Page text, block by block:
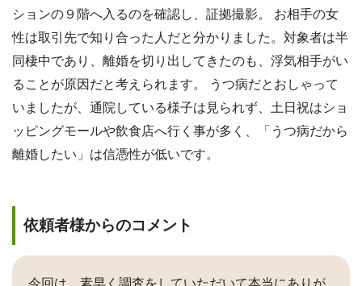
ションの９階へ入るのを確認し、証拠撮影。 お相手の女
性は取引先で知り合った人だと分かりました。対象者は半
同棲中であり、離婚を切り出してきたのも、浮気相手がい
ることが原因だと考えられます。 うつ病だとおしゃって
いましたが、通院している様子は見られず、土日祝はショ
ッピングモールや飲食店へ行く事が多く、「うつ病だから
離婚したい」は信憑性が低いです。
依頼者様からのコメント
今回は、素早く調査をしていただいて本当にありが